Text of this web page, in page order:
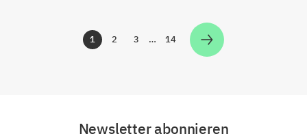
Zur Seite
1 Zur Seite
2 Zur Seite
3 … Zur Seite
14
Newsletter abonnieren